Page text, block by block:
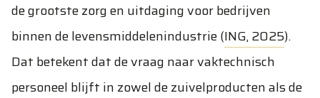
de grootste zorg en uitdaging voor bedrijven
binnen de levensmiddelenindustrie (ING, 2025).
Dat betekent dat de vraag naar vaktechnisch
personeel blijft in zowel de zuivelproducten als de